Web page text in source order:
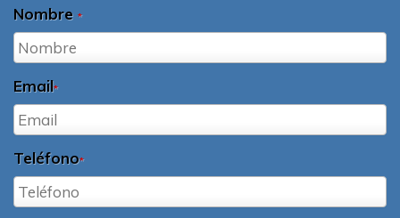
Nombre *
Email*
Teléfono*